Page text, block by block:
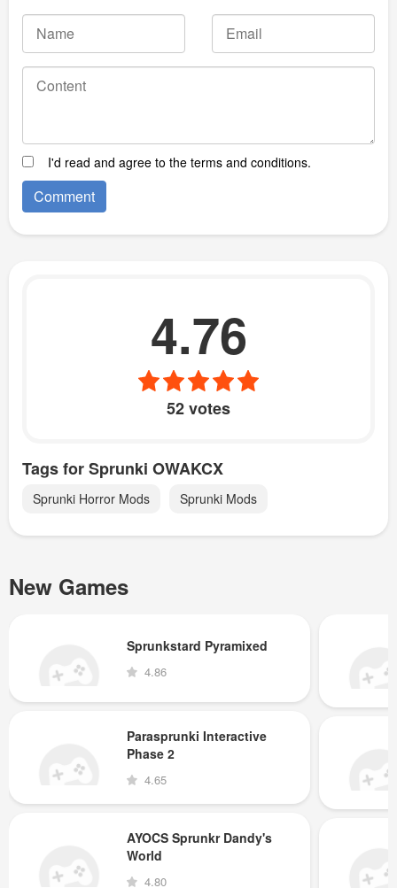
I'd read and agree to the terms and conditions.
4.76
52 votes
Tags for Sprunki OWAKCX
Sprunki Horror Mods Sprunki Mods
New Games
Sprunkstard Pyramixed
4.86
Parasprunki Interactive
Phase 2
4.65
AYOCS Sprunkr Dandy's
World
4.80